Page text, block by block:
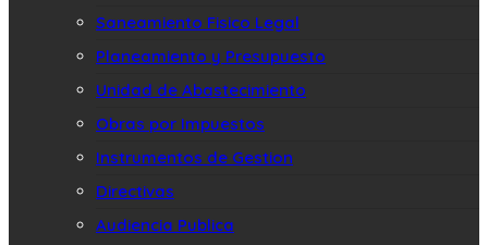
Saneamiento Fisico Legal
Planeamiento y Presupuesto
Unidad de Abastecimiento
Obras por Impuestos
Instrumentos de Gestion
Directivas
Audiencia Publica